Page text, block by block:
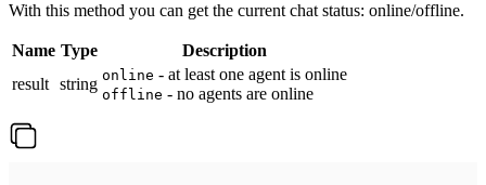
With this method you can get the current chat status: online/offline.
Name Type
Description
result string online - at least one agent is online
offline - no agents are online